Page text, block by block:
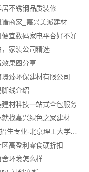
不锈钢品质装修
嘉兴本地家装服务专业施工靠谱商家_嘉兴美派建材科技有限公司
宜数码家电平台好不好
家装公司精选
果图分享
线介绍
材科技一站式全包服务
本地化专业室内设计团队省心就找嘉兴绿色之家建材科技有限公司
广东省300分左右的本科大学招生专业-北京理工大学珠海学院继续教育学院
高盈利零食硬折扣
环境怎么样